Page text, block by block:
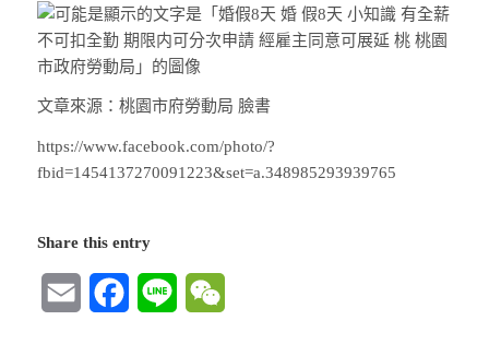
文章來源：桃園市府勞動局 臉書
https://www.facebook.com/photo/?
fbid=1454137270091223&set=a.348985293939765
Share this entry
Email FacebookLine